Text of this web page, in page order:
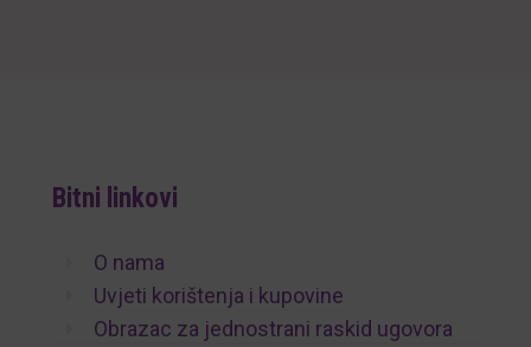
Bitni linkovi
O nama
Uvjeti korištenja i kupovine
Obrazac za jednostrani raskid ugovora